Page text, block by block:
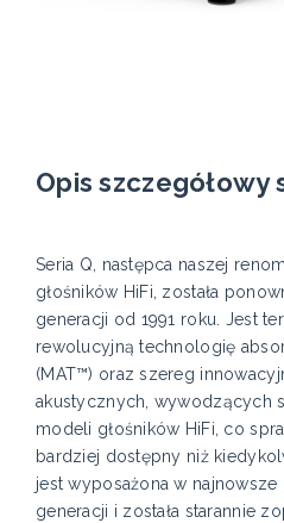
Opis szczegółowy
Seria Q, następca naszej
głośników HiFi, została
generacji od 1991 roku. Jest
rewolucyjną technologię
(MAT™) oraz szereg
akustycznych, wywodzących
modeli głośników HiFi, co
bardziej dostępny niż
jest wyposażona w najnowsze
generacji i została starannie